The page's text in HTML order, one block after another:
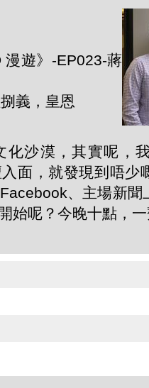
漫遊》-EP023-蔣
義，皇恩
化沙漠，其實呢，
面，就發現到唔少
、主場新聞
始呢？今晚十點，